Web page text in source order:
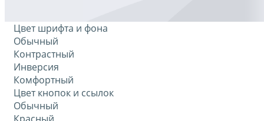
Цвет шрифта и фона
Обычный
Контрастный
Инверсия
Комфортный
Цвет кнопок и ссылок
Обычный